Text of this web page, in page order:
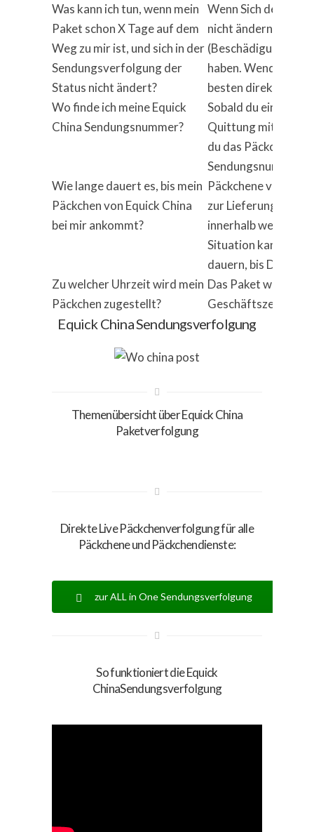
Was kann ich tun, wenn mein
Paket schon X Tage auf dem
Weg zu mir ist, und sich in der
Sendungsverfolgung der
Status nicht ändert?
Wenn Sich der
nicht ändern, kann
(Beschädigung,
haben. Wenden Sie
besten direkt an
Wo finde ich meine Equick
China Sendungsnummer?
Sobald du ein
Quittung mit deiner
du das Päckchen
Sendungsnummer
Wie lange dauert es, bis mein
Päckchen von Equick China
bei mir ankommt?
Päckchene von
zur Lieferung“.
innerhalb weniger
Situation kann es
dauern, bis Du Dein
Zu welcher Uhrzeit wird mein
Päckchen zugestellt?
Das Paket wird an
Geschäftszeiten
Equick China Sendungsverfolgung
Themenübersicht über Equick China
Paketverfolgung
Direkte Live Päckchenverfolgung für alle
Päckchene und Päckchendienste:
zur ALL in One Sendungsverfolgung
So funktioniert die Equick
ChinaSendungsverfolgung